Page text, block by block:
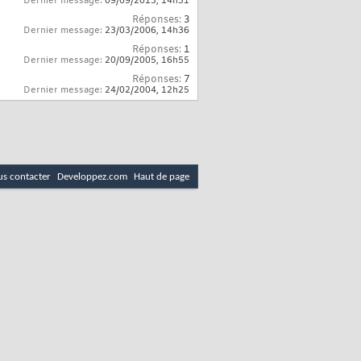
Réponses: 3
Dernier message: 23/03/2006, 14h36
Réponses: 1
Dernier message: 20/09/2005, 16h55
Réponses: 7
Dernier message: 24/02/2004, 12h25
contacter Developpez.com Haut de page